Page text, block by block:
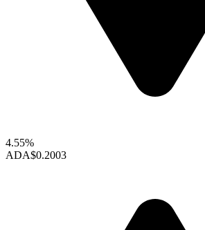
4.55%
ADA$0.2003